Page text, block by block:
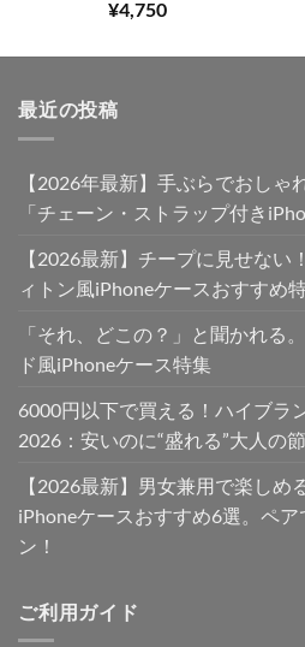
5段階中
5.00
¥4,750
最近の投稿
【2026年最新】手ぶらでおしゃ
「チェーン・ストラップ付き
【2026最新】チープに見せな
ィトン風iPhoneケースおすすめ
「それ、どこの？」と聞かれる
ド風iPhoneケース特集
6000円以下で買える！ハイブラ
2026：安いのに“盛れる”大人の
【2026最新】男女兼用で楽しめ
iPhoneケースおすすめ6選。ペ
ン！
ご利用ガイド